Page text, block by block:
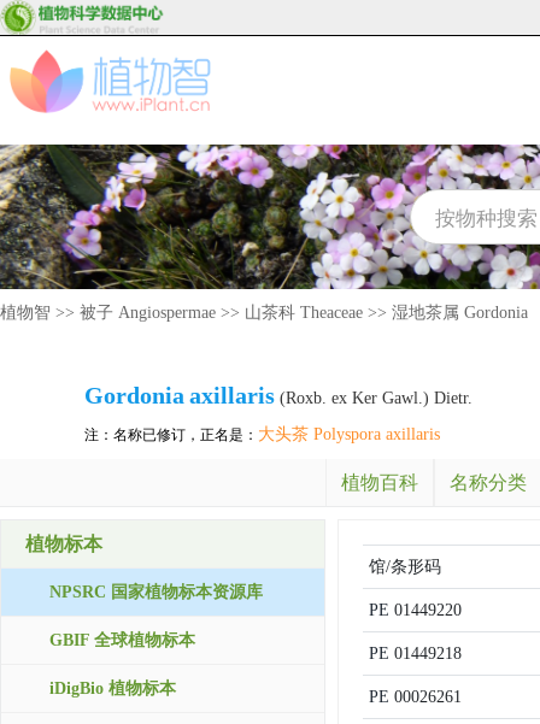
植物智 >> 被子 Angiospermae >> 山茶科 Theaceae >> 湿地茶属 Gordonia
Gordonia axillaris (Roxb. ex Ker Gawl.) Dietr.
注：名称已修订，正名是： 大头茶 Polyspora axillaris
植物百科 名称分类
植物标本
NPSRC 国家植物标本资源库
GBIF 全球植物标本
iDigBio 植物标本
馆/条形码
PE 01449220
PE 01449218
PE 00026261